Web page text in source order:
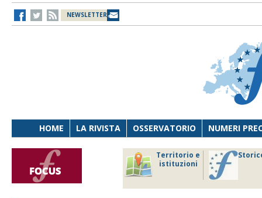
NEWSLETTER
HOME LA RIVISTA OSSERVATORIO NUMERI
Territorio e
istituzioni